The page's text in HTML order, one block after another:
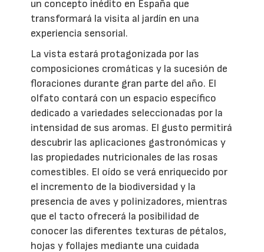
un concepto inédito en España que
transformará la visita al jardín en una
experiencia sensorial.
La vista estará protagonizada por las
composiciones cromáticas y la sucesión de
floraciones durante gran parte del año. El
olfato contará con un espacio específico
dedicado a variedades seleccionadas por la
intensidad de sus aromas. El gusto permitirá
descubrir las aplicaciones gastronómicas y
las propiedades nutricionales de las rosas
comestibles. El oído se verá enriquecido por
el incremento de la biodiversidad y la
presencia de aves y polinizadores, mientras
que el tacto ofrecerá la posibilidad de
conocer las diferentes texturas de pétalos,
hojas y follajes mediante una cuidada